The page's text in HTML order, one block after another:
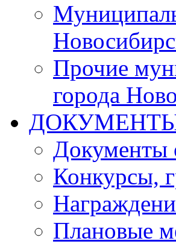
Прочие
города
Документы
Конкурсы,
Плановые